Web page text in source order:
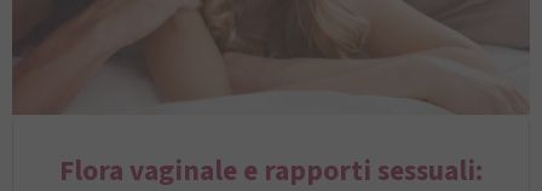
Flora vaginale e rapporti sessuali: